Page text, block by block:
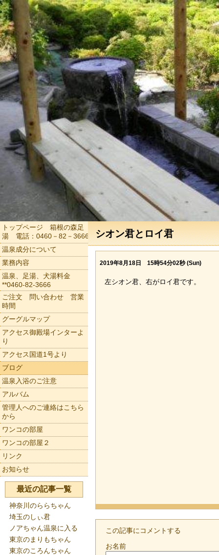
シオン君とロイ君
2019年8月18日 15時54分02秒 (Sun)
左シオン君、右がロイ君です。
この記事にコメントする
お名前
トップページ 箱根の森足
湯 電話：0460－82－3666
温泉成分について
業務内容
温泉、足湯、犬湯料金
**0460-82-3666
ご注文 問い合わせ 営業
時間
グーグルマップ
アクセス御殿場インターよ
り
アクセス国道1号より
ブログ
温泉入浴のご注意
アルバム
管理人へのご連絡はこちら
から
ワンコの部屋
ワンコの部屋２
リンク
お知らせ
最近の記事一覧
神奈川のららちゃん
埼玉のしぃ君
ノアちゃん温泉に入る
東京のまりもちゃん
東京のころんちゃん